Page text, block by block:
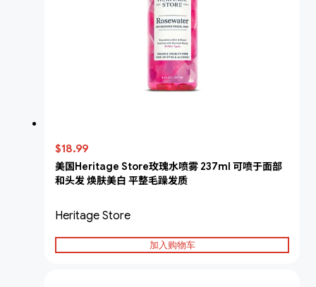
$18.99
美国Heritage Store玫瑰水喷雾 237ml 可喷于面部
和头发 焕肤美白 平整毛躁发质
Heritage Store
加入购物车